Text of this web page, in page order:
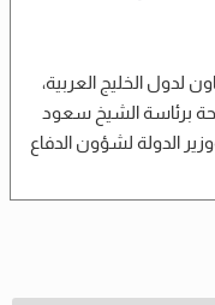
لدول الخليج العربية،
برئاسة الشيخ سعود
الدولة لشؤون الدفاع